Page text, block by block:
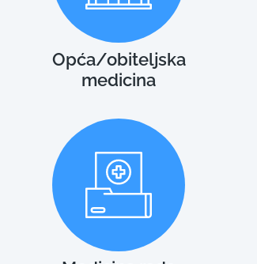
Opća/obiteljska
medicina